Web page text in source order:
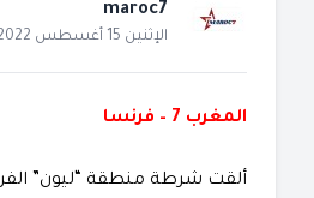
maroc7
الإثنين 15 أغسطس 2022 - 13:22
المغرب 7 – فرنسا
ألقت شرطة منطقة “ليون”